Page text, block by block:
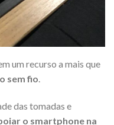
um recurso a mais que
sem fio.
das tomadas e
o smartphone na